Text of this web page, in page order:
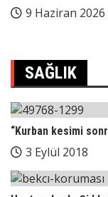
9 Haziran 2026
SAĞLIK
“Kurban kesimi
3 Eylül 2018